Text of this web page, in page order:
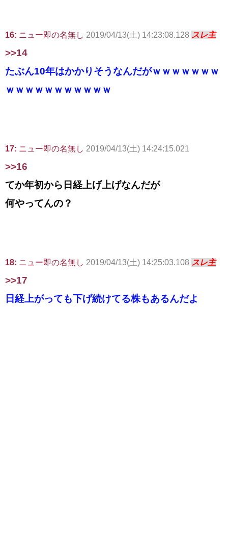
16: ニュー即の名無し 2019/04/13(土) 14:23:08.128 スレ主
>>14
たぶん10年はかかりそうなんだがｗｗｗｗｗｗｗ
ｗｗｗｗｗｗｗｗｗｗｗ
17: ニュー即の名無し 2019/04/13(土) 14:24:15.021
>>16
てか年初から日経上げ上げなんだが
何やってんの？
18: ニュー即の名無し 2019/04/13(土) 14:25:03.108 スレ主
>>17
日経上がっても下げ続けてる株もあるんだよ